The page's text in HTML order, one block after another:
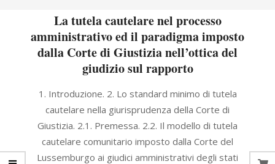
La tutela cautelare nel processo
amministrativo ed il paradigma imposto
dalla Corte di Giustizia nell’ottica del
giudizio sul rapporto
09-1. Introduzione. 2. Lo standard minimo di tutela
cautelare nella giurisprudenza della Corte di
Giustizia. 2.1. Premessa. 2.2. Il modello di tutela
cautelare comunitario imposto dalla Corte del
Lussemburgo ai giudici amministrativi degli stati